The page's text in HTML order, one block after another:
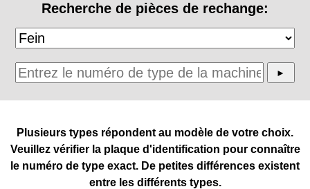
Recherche de pièces de rechange:
Plusieurs types répondent au modèle de votre choix.
Veuillez vérifier la plaque d'identification pour connaître
le numéro de type exact. De petites différences existent
entre les différents types.